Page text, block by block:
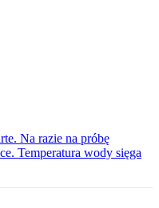
Na razie na próbę
Temperatura wody sięga